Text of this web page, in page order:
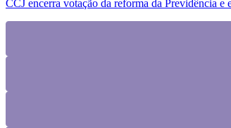
CCJ encerra votação da reforma da Previdência e